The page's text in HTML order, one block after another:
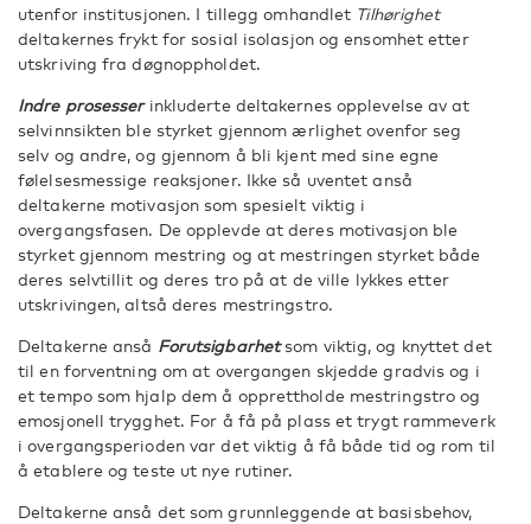
utenfor institusjonen. I tillegg omhandlet Tilhørighet
deltakernes frykt for sosial isolasjon og ensomhet etter
utskriving fra døgnoppholdet.
Indre prosesserinkluderte deltakernes opplevelse av at
selvinnsikten ble styrket gjennom ærlighet ovenfor seg
selv og andre, og gjennom å bli kjent med sine egne
følelsesmessige reaksjoner. Ikke så uventet anså
deltakerne motivasjon som spesielt viktig i
overgangsfasen. De opplevde at deres motivasjon ble
styrket gjennom mestring og at mestringen styrket både
deres selvtillit og deres tro på at de ville lykkes etter
utskrivingen, altså deres mestringstro.
Deltakerne anså Forutsigbarhetsom viktig, og knyttet det
til en forventning om at overgangen skjedde gradvis og i
et tempo som hjalp dem å opprettholde mestringstro og
emosjonell trygghet. For å få på plass et trygt rammeverk
i overgangsperioden var det viktig å få både tid og rom til
å etablere og teste ut nye rutiner.
Deltakerne anså det som grunnleggende at basisbehov,